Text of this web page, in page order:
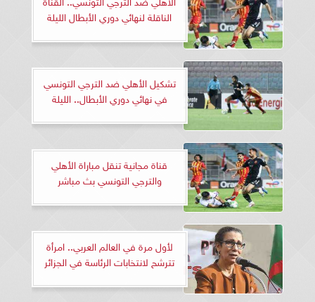
الناقلة لنهائي دوري الأبطال الليلة
تشكيل الأهلي ضد الترجي التونسي
في نهائي دوري الأبطال.. الليلة
قناة مجانية تنقل مباراة الأهلي
والترجي التونسي بث مباشر
لأول مرة في العالم العربي.. امرأة
تترشح لانتخابات الرئاسة في الجزائر